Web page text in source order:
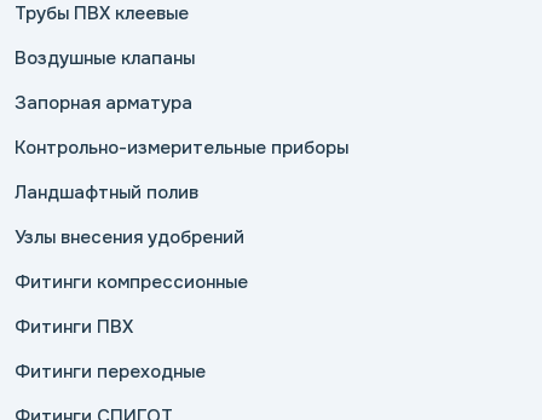
Трубы ПВХ клеевые
Воздушные клапаны
Запорная арматура
Контрольно-измерительные приборы
Ландшафтный полив
Узлы внесения удобрений
Фитинги компрессионные
Фитинги ПВХ
Фитинги переходные